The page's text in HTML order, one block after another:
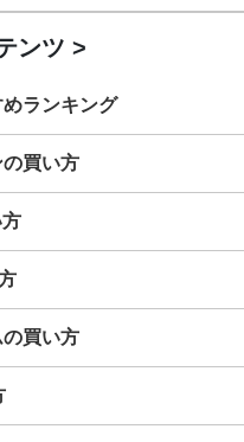
ンツ
ランキング
の買い方
買い方